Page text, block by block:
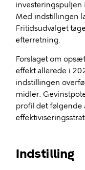
investeringspuljen
Med indstillingen
Fritidsudvalget
efterretning.
Forslaget om
effekt allerede i
indstillingen
midler.
profil det følgende
Indstilling